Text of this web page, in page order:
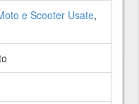
e Scooter Usate,